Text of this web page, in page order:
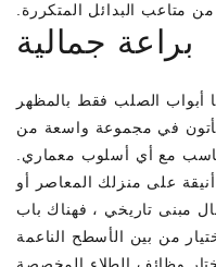
متاعب البدائل المتكررة.
براعة جمالية
أبواب الصلب فقط بالمظهر
يأتون في مجموعة واسعة من
مع أي أسلوب معماري.
على منزلك المعاصر أو
مبنى تاريخي ، فهناك باب
من بين الأسطح الناعمة